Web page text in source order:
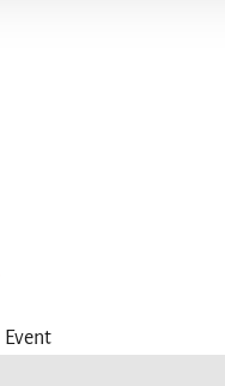
Event